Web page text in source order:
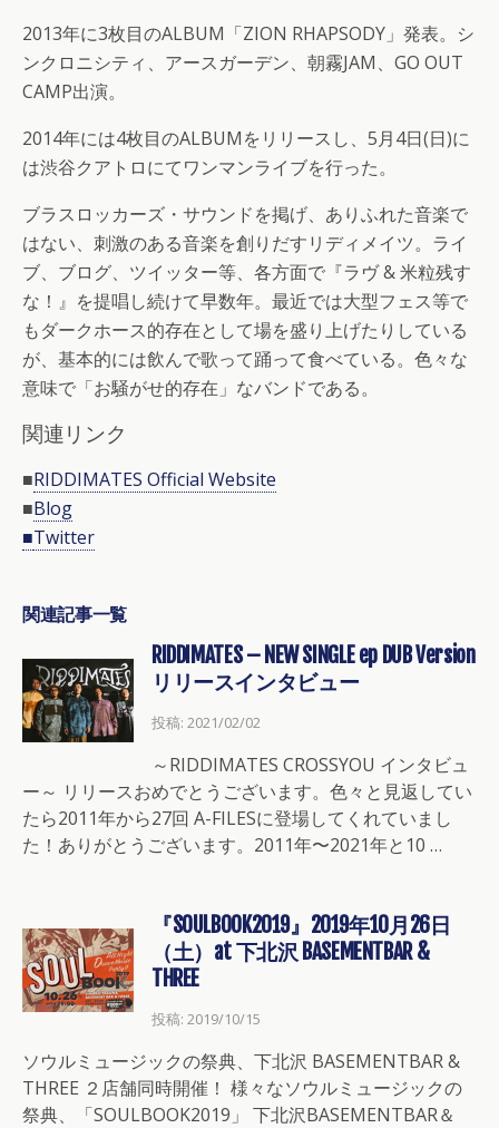
2013年に3枚目のALBUM「ZION RHAPSODY」発表。シ
ンクロニシティ、アースガーデン、朝霧JAM、GO OUT
CAMP出演。
2014年には4枚目のALBUMをリリースし、5月4日(日)に
は渋谷クアトロにてワンマンライブを行った。
ブラスロッカーズ・サウンドを掲げ、ありふれた音楽で
はない、刺激のある音楽を創りだすリディメイツ。ライ
ブ、ブログ、ツイッター等、各方面で『ラヴ & 米粒残す
な！』を提唱し続けて早数年。最近では大型フェス等で
もダークホース的存在として場を盛り上げたりしている
が、基本的には飲んで歌って踊って食べている。色々な
意味で「お騒がせ的存在」なバンドである。
関連リンク
■RIDDIMATES Official Website
■Blog
■Twitter
関連記事一覧
RIDDIMATES – NEW SINGLE ep DUB Version
リリースインタビュー
投稿: 2021/02/02
～RIDDIMATES CROSSYOU インタビュ
ー～ リリースおめでとうございます。色々と見返してい
たら2011年から27回 A-FILESに登場してくれていまし
た！ありがとうございます。2011年〜2021年と10 …
『SOULBOOK2019』2019年10月26日
（土）at 下北沢 BASEMENTBAR &
THREE
投稿: 2019/10/15
ソウルミュージックの祭典、下北沢 BASEMENTBAR &
THREE ２店舗同時開催！ 様々なソウルミュージックの
祭典、「SOULBOOK2019」 下北沢BASEMENTBAR＆